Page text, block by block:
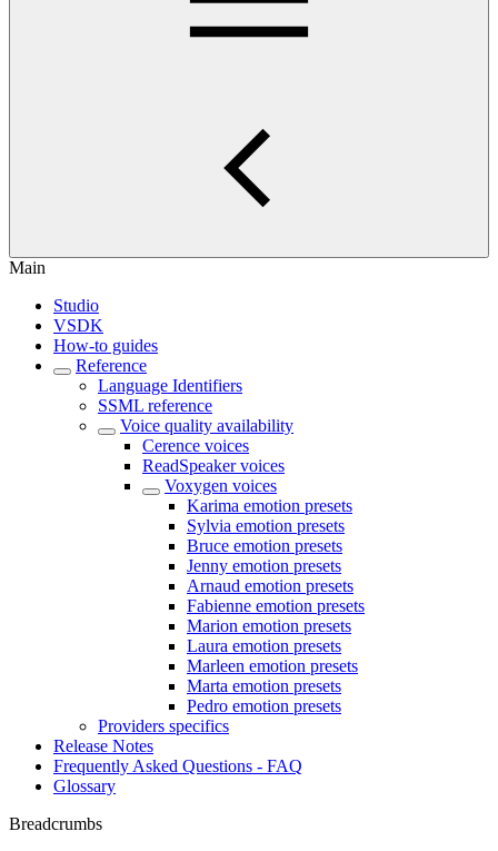
Main
Studio
VSDK
How-to guides
Reference
Language Identifiers
SSML reference
Voice quality availability
Cerence voices
ReadSpeaker voices
Voxygen voices
Karima emotion presets
Sylvia emotion presets
Bruce emotion presets
Jenny emotion presets
Arnaud emotion presets
Fabienne emotion presets
Marion emotion presets
Laura emotion presets
Marleen emotion presets
Marta emotion presets
Pedro emotion presets
Providers specifics
Release Notes
Frequently Asked Questions - FAQ
Glossary
Breadcrumbs